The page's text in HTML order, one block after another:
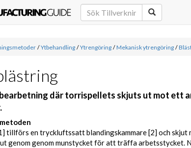
/ Ytbehandling / Ytrengöring / Mekanisk ytrengöring /
där torrispellets skjuts ut mot ett
tillförs en tryckluftssatt blandingskammare [2] och skjut
genom genom munstycket för att träffa arbetsstycket.